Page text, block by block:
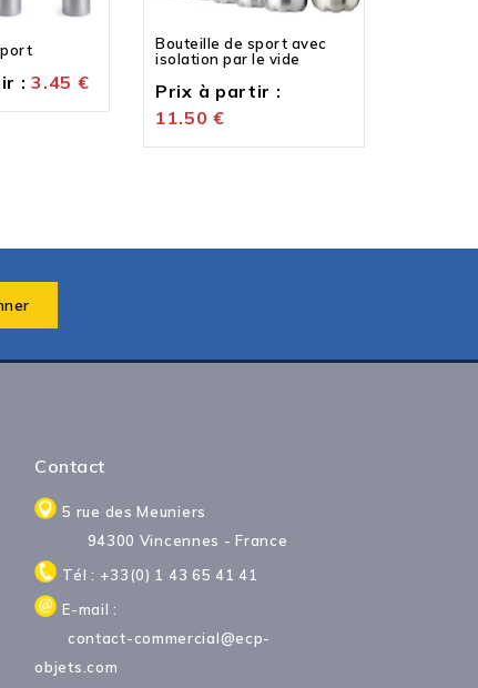
: 3.45 €
Bouteille de sport avec
isolation par le vide
Prix à partir :
11.50€
Contact
5 rue des Meuniers
94300 Vincennes - France
Tél : +33(0) 1 43 65 41 41
E-mail :
contact-commercial@ecp-
objets.com